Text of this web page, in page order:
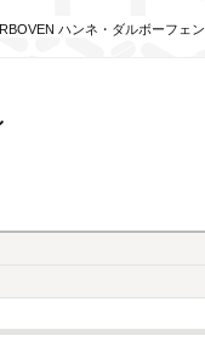
ハンネ・ダルボーフェン